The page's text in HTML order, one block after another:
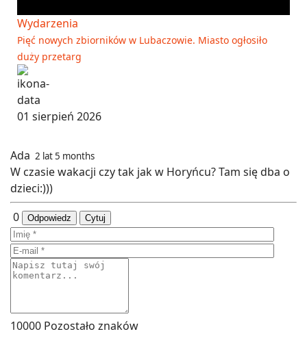
Wydarzenia
Pięć nowych zbiorników w Lubaczowie. Miasto ogłosiło
duży przetarg
01 sierpień 2026
Ada 2 lat 5 months
W czasie wakacji czy tak jak w Horyńcu? Tam się dba o
dzieci:)))
0
Odpowiedz Cytuj
10000 Pozostało znaków